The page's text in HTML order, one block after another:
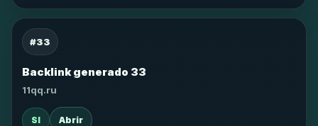
#33
Backlink generado 33
11qq.ru
SI Abrir